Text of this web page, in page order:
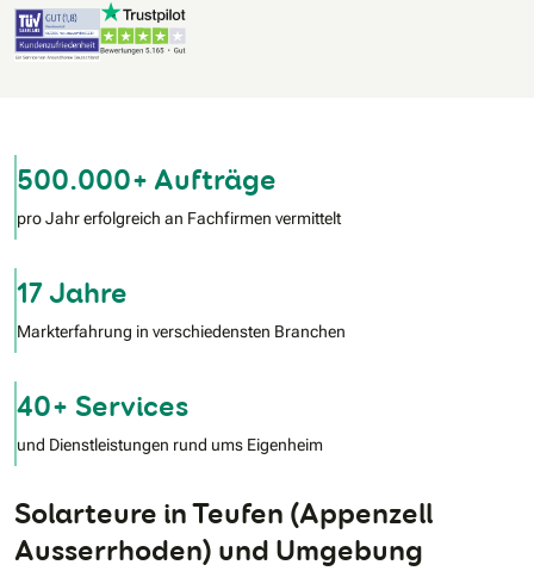
500.000+ Aufträge
pro Jahr erfolgreich an Fachfirmen vermittelt
17 Jahre
Markterfahrung in verschiedensten Branchen
40+ Services
und Dienstleistungen rund ums Eigenheim
Solarteure in Teufen (Appenzell
Ausserrhoden) und Umgebung